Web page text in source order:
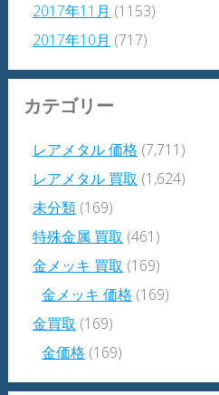
2017年11月 (1153)
2017年10月 (717)
カテゴリー
レアメタル 価格 (7,711)
レアメタル 買取 (1,624)
未分類 (169)
特殊金属 買取 (461)
金メッキ 買取 (169)
金メッキ 価格 (169)
金買取 (169)
金価格 (169)